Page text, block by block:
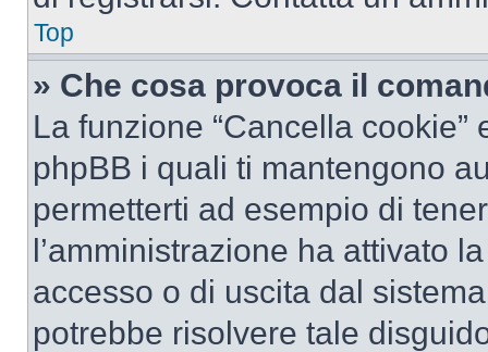
Top
» Che cosa provoca il
La funzione “Cancella
phpBB i quali ti mantengono
permetterti ad esempio di
l’amministrazione ha attivato
accesso o di uscita dal
potrebbe risolvere tale